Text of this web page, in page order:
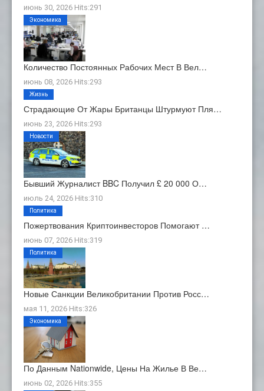
июнь 30, 2026 Hits:291
Количество Постоянных Рабочих Мест В Вел…
июнь 08, 2026 Hits:293
Экономика
Страдающие От Жары Британцы Штурмуют Пля…
июнь 23, 2026 Hits:293
Жизнь
Бывший Журналист BBC Получил £ 20 000 О…
июль 24, 2026 Hits:310
Новости
Пожертвования Криптоинвесторов Помогают …
июнь 07, 2026 Hits:319
Политика
Новые Санкции Великобритании Против Росс…
мая 11, 2026 Hits:326
Политика
По Данным Nationwide, Цены На Жилье В Ве…
июнь 02, 2026 Hits:355
Экономика